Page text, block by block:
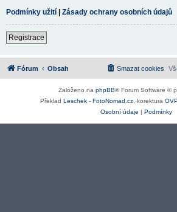
Podmínky užití | Zásady ochrany osobních údajů
Registrace
Fórum Obsah Smazat cookies
Založeno na phpBB® Forum Software ©
Překlad Leschek - FotoNomad.cz , korektura
Osobní údaje | Podmínky